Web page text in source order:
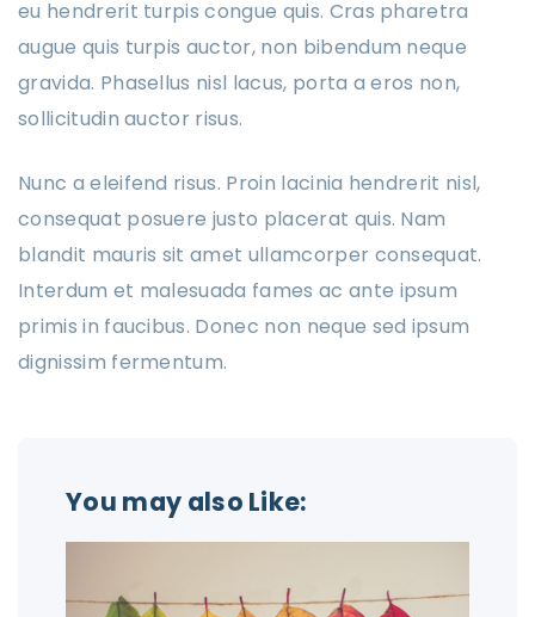
eu hendrerit turpis congue quis. Cras pharetra
augue quis turpis auctor, non bibendum neque
gravida. Phasellus nisl lacus, porta a eros non,
sollicitudin auctor risus.
Nunc a eleifend risus. Proin lacinia hendrerit nisl,
consequat posuere justo placerat quis. Nam
blandit mauris sit amet ullamcorper consequat.
Interdum et malesuada fames ac ante ipsum
primis in faucibus. Donec non neque sed ipsum
dignissim fermentum.
You may also Like: